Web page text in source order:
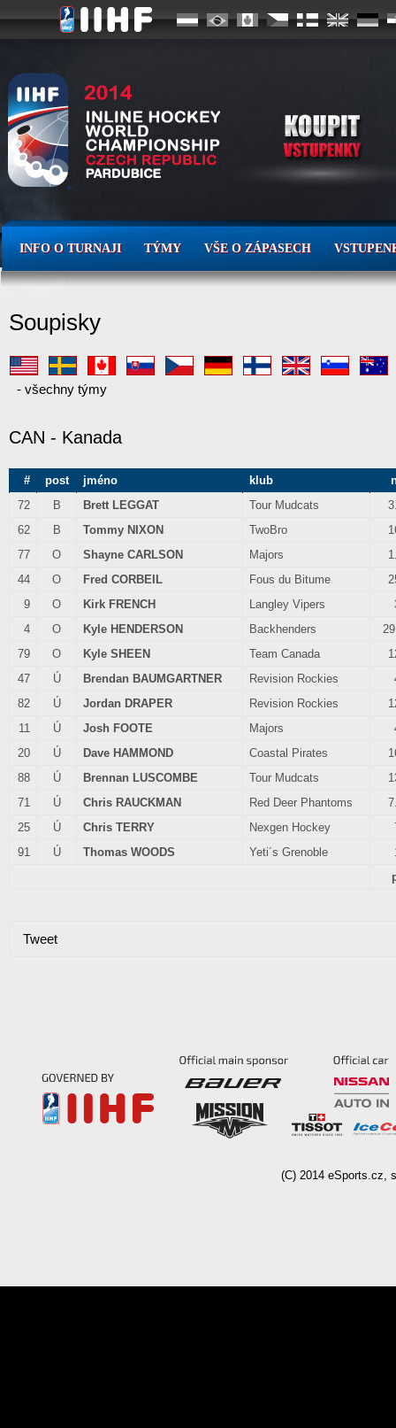
INFO O TURNAJI TÝMY VŠE O ZÁPASECH
Soupisky
- všechny týmy
CAN - Kanada
# post jméno klub
72
B Brett LEGGAT Tour Mudcats
62
B Tommy NIXON TwoBro
77
O Shayne CARLSON Majors
44
O Fred CORBEIL Fous du Bitume
9
O Kirk FRENCH Langley Vipers
4
O Kyle HENDERSON Backhenders
79
O Kyle SHEEN Team Canada
47
Ú Brendan BAUMGARTNER Revision Rockies
82
Ú Jordan DRAPER Revision Rockies
11
Ú Josh FOOTE Majors
20
Ú Dave HAMMOND Coastal Pirates
88
Ú Brennan LUSCOMBE Tour Mudcats
71
Ú Chris RAUCKMAN Red Deer Phantoms
25
Ú Chris TERRY Nexgen Hockey
91
Ú Thomas WOODS Yeti´s Grenoble
Tweet
(C) 2014 eSports.cz,